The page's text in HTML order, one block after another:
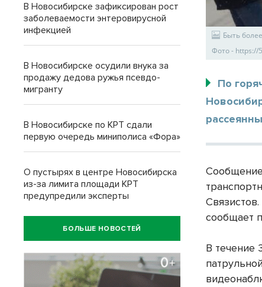
Быть
Фото - https://
По
Сообщение
сообщает
В течение
В Новосибирске зафиксирован рост
заболеваемости энтеровирусной
инфекцией
В Новосибирске осудили внука за
продажу дедова ружья псевдо-
мигранту
В Новосибирске по КРТ сдали
первую очередь миниполиса «Фора»
О пустырях в центре Новосибирска
из-за лимита площади КРТ
предупредили эксперты
БОЛЬШЕ НОВОСТЕЙ